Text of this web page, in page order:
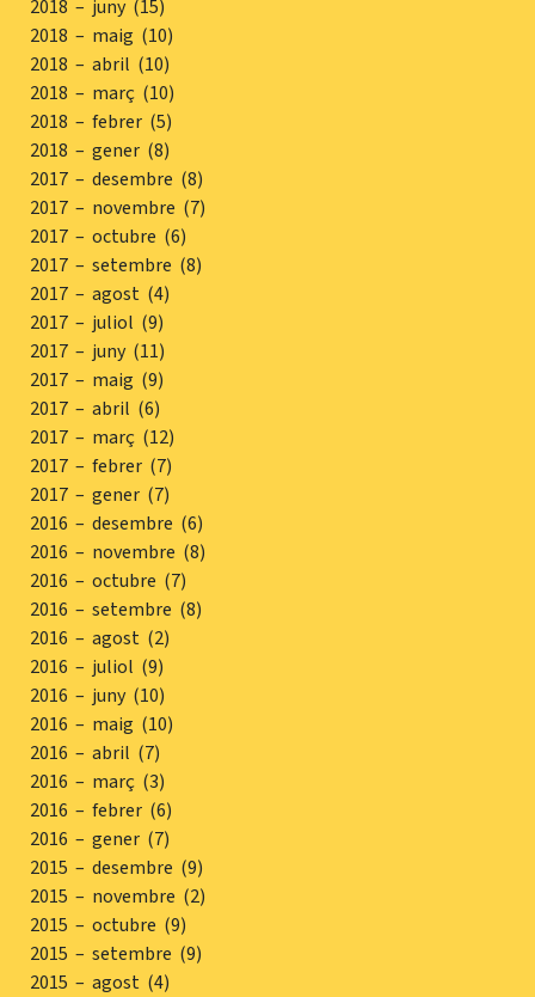
2018 – juny (15)
2018 – maig (10)
2018 – abril (10)
2018 – març (10)
2018 – febrer (5)
2018 – gener (8)
2017 – desembre (8)
2017 – novembre (7)
2017 – octubre (6)
2017 – setembre (8)
2017 – agost (4)
2017 – juliol (9)
2017 – juny (11)
2017 – maig (9)
2017 – abril (6)
2017 – març (12)
2017 – febrer (7)
2017 – gener (7)
2016 – desembre (6)
2016 – novembre (8)
2016 – octubre (7)
2016 – setembre (8)
2016 – agost (2)
2016 – juliol (9)
2016 – juny (10)
2016 – maig (10)
2016 – abril (7)
2016 – març (3)
2016 – febrer (6)
2016 – gener (7)
2015 – desembre (9)
2015 – novembre (2)
2015 – octubre (9)
2015 – setembre (9)
2015 – agost (4)